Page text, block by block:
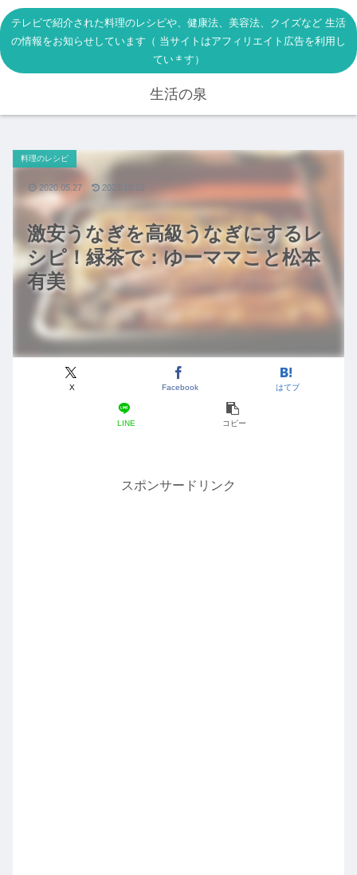
テレビで紹介された料理のレシピや、健康法、美容法、クイズなど 生活
の情報をお知らせしています（ 当サイトはアフィリエイト広告を利用し
ています）
生活の泉
激安うなぎを高級うなぎにするレ
シピ！緑茶で：ゆーママこと松本
有美
料理のレシピ
X Facebook はてブ
LINE コピー
2020.05.27 2023.10.02
スポンサードリンク